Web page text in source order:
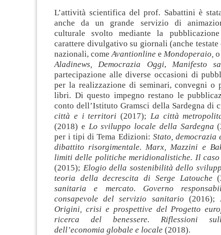
L’attività scientifica del prof. Sabattini è
anche da un grande servizio di
culturale svolto mediante la
carattere divulgativo su giornali (anche
nazionali, come Avantionline e Mondoperaio,
Aladinews, Democrazia Oggi, Manifesto
partecipazione alle diverse occasioni di
per la realizzazione di seminari, convegni o
libri. Di questo impegno restano le
conto dell’Istituto Gramsci della Sardegna di
città e i territori (2017); La città
(2018) e Lo sviluppo locale della Sardegna
per i tipi di Tema Edizioni: Stato, democrazia
dibattito risorgimentale. Marx, Mazzini e
limiti delle politiche meridionalistiche. Il caso
(2015); Elogio della sostenibilità dello
teoria della decrescita di Serge Latouche
sanitaria e mercato. Governo
consapevole del servizio sanitario (2016);
Origini, crisi e prospettive del Progetto
ricerca del benessere. Riflessioni
dell’economia globale e locale (2018).